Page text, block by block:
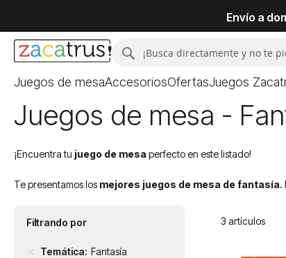
Envío a
Buscar
Juegos de mesaAccesoriosOfertasJuegos
Juegos de mesa -
¡Encuentra tu juego de mesa perfecto en este listado!
Te presentamos los mejores juegos de mesa de fantasía.
3 artículos
Filtrando por
Temática Fantasía